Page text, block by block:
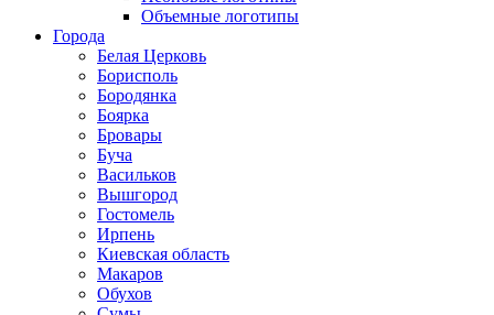
Объемные логотипы
Города
Белая Церковь
Борисполь
Бородянка
Боярка
Бровары
Буча
Васильков
Вышгород
Гостомель
Ирпень
Киевская область
Макаров
Обухов